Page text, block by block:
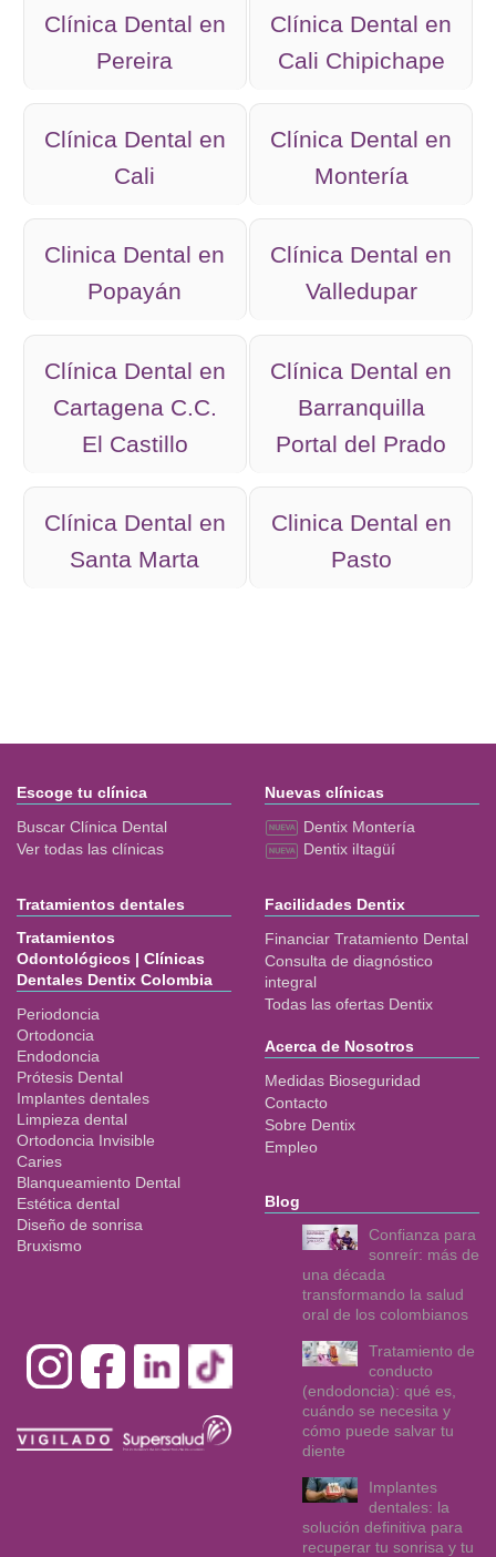
Clínica Dental en
Pereira
Clínica Dental en
Cali Chipichape
Clínica Dental en
Cali
Clínica Dental en
Montería
Clinica Dental en
Popayán
Clínica Dental en
Valledupar
Clínica Dental en
Cartagena C.C.
El Castillo
Clínica Dental en
Barranquilla
Portal del Prado
Clínica Dental en
Santa Marta
Clinica Dental en
Pasto
Escoge tu clínica
Buscar Clínica Dental
Ver todas las clínicas
Nuevas clínicas
Dentix Montería
Dentix iItagüí
Tratamientos dentales
Tratamientos
Odontológicos | Clínicas
Dentales Dentix Colombia
Periodoncia
Ortodoncia
Endodoncia
Prótesis Dental
Implantes dentales
Limpieza dental
Ortodoncia Invisible
Caries
Blanqueamiento Dental
Estética dental
Diseño de sonrisa
Bruxismo
Facilidades Dentix
Financiar Tratamiento Dental
Consulta de diagnóstico
integral
Todas las ofertas Dentix
Acerca de Nosotros
Medidas Bioseguridad
Contacto
Sobre Dentix
Empleo
Blog
Confianza para
sonreír: más de
una década
transformando la salud
oral de los colombianos
Tratamiento de
conducto
(endodoncia): qué es,
cuándo se necesita y
cómo puede salvar tu
diente
Implantes
dentales: la
solución definitiva para
recuperar tu sonrisa y tu